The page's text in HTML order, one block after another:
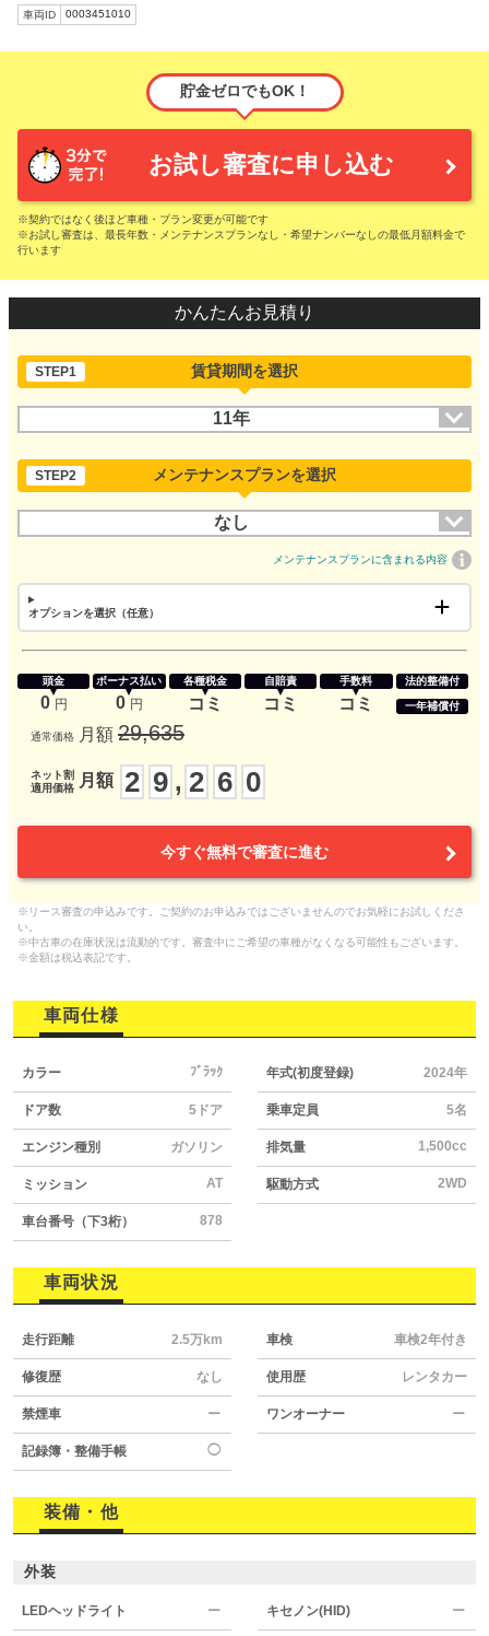
車両ID 0003451010
貯金ゼロでもOK！
お試し審査に申し込む
※契約ではなく後ほど車種・プラン変更が可能です
※お試し審査は、最長年数・メンテナンスプランなし・希望ナンバーなしの最低月額料金で
行います
かんたんお見積り
STEP1 賃貸期間を選択
11年
STEP2 メンテナンスプランを選択
なし
メンテナンスプランに含まれる内容
オプションを選択（任意）
頭金
0 円
ボーナス払い
0 円
各種税金
コミ
自賠責
コミ
手数料
コミ
法的整備付
一年補償付
通常価格 月額 29,635
ネット割
適用価格
月額 2 9 , 2 6 0
今すぐ無料で審査に進む
※リース審査の申込みです。ご契約のお申込みではございませんのでお気軽にお試しくださ
い。
※中古車の在庫状況は流動的です。審査中にご希望の車種がなくなる可能性もございます。
※金額は税込表記です。
車両仕様
カラー ﾌﾞﾗｯｸ 年式(初度登録) 2024年
ドア数 5ドア 乗車定員 5名
エンジン種別 ガソリン 排気量 1,500cc
ミッション AT 駆動方式 2WD
車台番号（下3桁） 878
車両状況
走行距離 2.5万km 車検 車検2年付き
修復歴 なし 使用歴 レンタカー
禁煙車 ー ワンオーナー ー
記録簿・整備手帳 ◯
装備・他
外装
LEDヘッドライト ー キセノン(HID) ー